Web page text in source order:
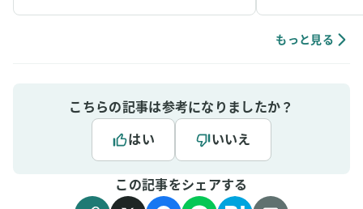
気を感じるほど心
っきり目覚められ
います。
もっと見る
こちらの記事は参考になりましたか？
はい
いいえ
この記事をシェアする